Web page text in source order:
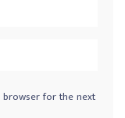
browser for the next